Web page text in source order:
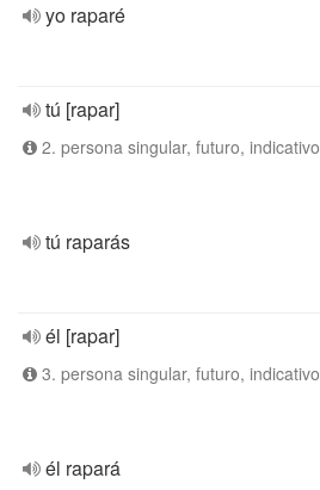
yo raparé
tú [rapar]
2. persona singular, futuro, indicativo
tú raparás
él [rapar]
3. persona singular, futuro, indicativo
él rapará